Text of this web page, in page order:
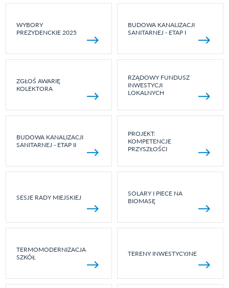
WYBORY
PREZYDENCKIE 2025
BUDOWA KANALIZACJI
SANITARNEJ - ETAP I
ZGŁOŚ AWARIĘ
KOLEKTORA
RZĄDOWY FUNDUSZ
INWESTYCJI
LOKALNYCH
BUDOWA KANALIZACJI
SANITARNEJ - ETAP II
PROJEKT:
KOMPETENCJE
PRZYSZŁOŚCI
SESJE RADY MIEJSKIEJ
SOLARY I PIECE NA
BIOMASĘ
TERMOMODERNIZACJA
SZKÓŁ
TERENY INWESTYCYJNE